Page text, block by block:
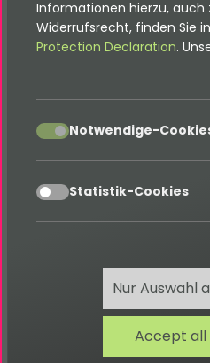
TYPO3 Shop
TYPO3 Quiz Produkt
TYPO3 Poll Produkt
Kann ich OpenGraph-
ausgeben?
Wie lange kann ich
Was unterscheidet
Informationen hierzu, auch
Widerrufsrecht, finden Sie
Protection Declaration.
accept Notwendige-
accept Statistik-Cookies
Nur Auswahl
Accept all